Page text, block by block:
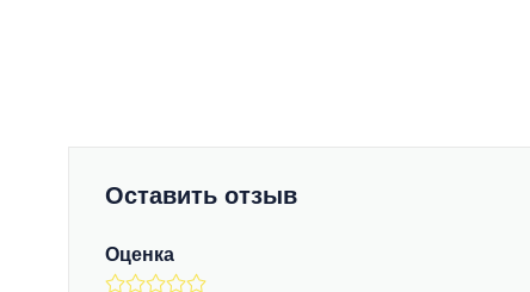
Оставить отзыв
Оценка